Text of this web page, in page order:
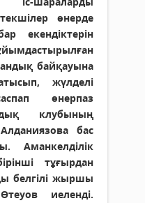
өнерде
екендіктерін
байқауына
жүлделі
өнерпаз
клубының
бас
Аманкелділік
тұғырдан
белгілі жыршы
иеленді.